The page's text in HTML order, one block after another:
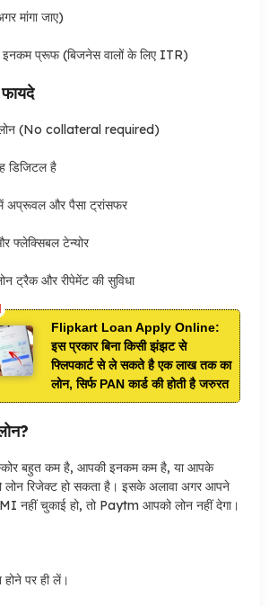
मांगा जाए)
इनकम प्रूफ (बिजनेस वालों के लिए ITR)
लोन (No collateral required)
डिजिटल है
अप्रूवल और पैसा ट्रांसफर
फ्लेक्सिबल टेन्योर
ट्रैक और रीपेमेंट की सुविधा
Flipkart Loan Apply Online:
इस प्रकार बिना किसी झंझट से
फ्लिपकार्ट से ले सकते है एक लाख तक का
लोन, सिर्फ PAN कार्ड की होती है जरुरत
बहुत कम है, आपकी इनकम कम है, या आपके
लोन रिजेक्ट हो सकता है। इसके अलावा अगर आपने
नहीं चुकाई हो, तो Paytm आपको लोन नहीं देगा।
पर ही लें।